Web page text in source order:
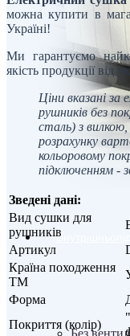
Без
можна купити в
Україні!
Ми гарантуємо
якість продукції від
Ціни вказані за
рушників без
сталь) з вилкою,
розрахунку
кольоровому
підключенням -
Зведені дані:
Вид сушки для
рушників
Артикул
Країна походження
ТМ
Форма
Покриття (колір)